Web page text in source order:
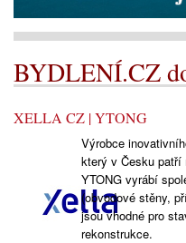
BYDLENÍ.CZ
XELLA CZ | YTONG
Výrobce
který v Česku patří
YTONG vyrábí
(obvodové stěny,
jsou vhodné pro
rekonstrukce.